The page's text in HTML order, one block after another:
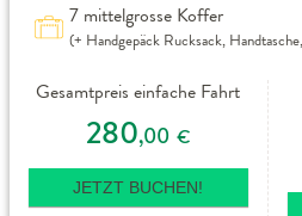
7 mittelgrosse Koffer
(+ Handgepäck Rucksack,
Gesamtpreis einfache Fahrt
280,00 €
JETZT BUCHEN!